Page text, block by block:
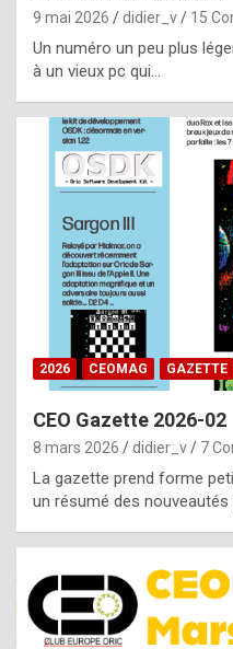
9 mai 2026 didier_v 15
Un numéro un peu plus
à un vieux pc qui…
2026 CEOMAG GAZETTE
CEO Gazette 2026-02
8 mars 2026 didier_v 7
La gazette prend forme
un résumé des